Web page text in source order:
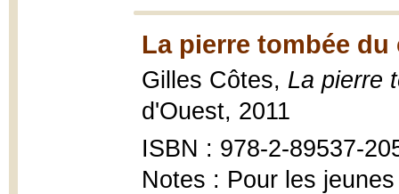
La pierre tombée du
Gilles Côtes, La pierre
d'Ouest, 2011
ISBN : 978-2-89537-
Notes : Pour les